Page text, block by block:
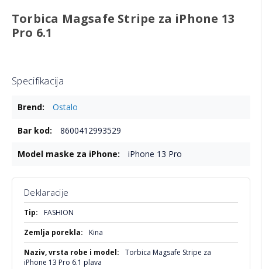
Torbica Magsafe Stripe za iPhone 13
Pro 6.1
Specifikacija
informacijaOstalo
8600412993529
iPhone 13 Pro
Deklaracije
Više
informacija
FASHION
Kina
Torbica Magsafe Stripe za
iPhone 13 Pro 6.1 plava